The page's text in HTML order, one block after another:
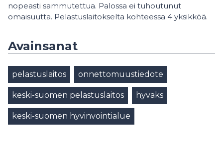
nopeasti sammutettua. Palossa ei tuhoutunut
omaisuutta. Pelastuslaitokselta kohteessa 4 yksikköä.
Avainsanat
pelastuslaitos onnettomuustiedote
keski-suomen pelastuslaitos hyvaks
keski-suomen hyvinvointialue